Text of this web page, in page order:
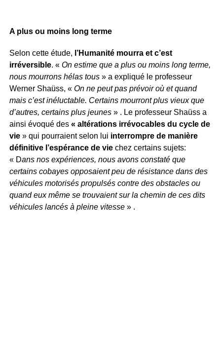
A plus ou moins long terme
Selon cette étude, l’Humanité mourra et c’est
irréversible. « On estime que a plus ou moins long terme,
nous mourrons hélas tous» a expliqué le professeur
Werner Shaüss, « On ne peut pas prévoir où et quand
mais c’est inéluctable. Certains mourront plus vieux que
d’autres, certains plus jeunes» . Le professeur Shaüss a
ainsi évoqué des « altérations irrévocables du cycle de
vie» qui pourraient selon lui interrompre de manière
définitive l’espérance de viechez certains sujets:
« Dans nos expériences, nous avons constaté que
certains cobayes opposaient peu de résistance dans des
véhicules motorisés propulsés contre des obstacles ou
quand eux même se trouvaient sur la chemin de ces dits
véhicules lancés à pleine vitesse» .